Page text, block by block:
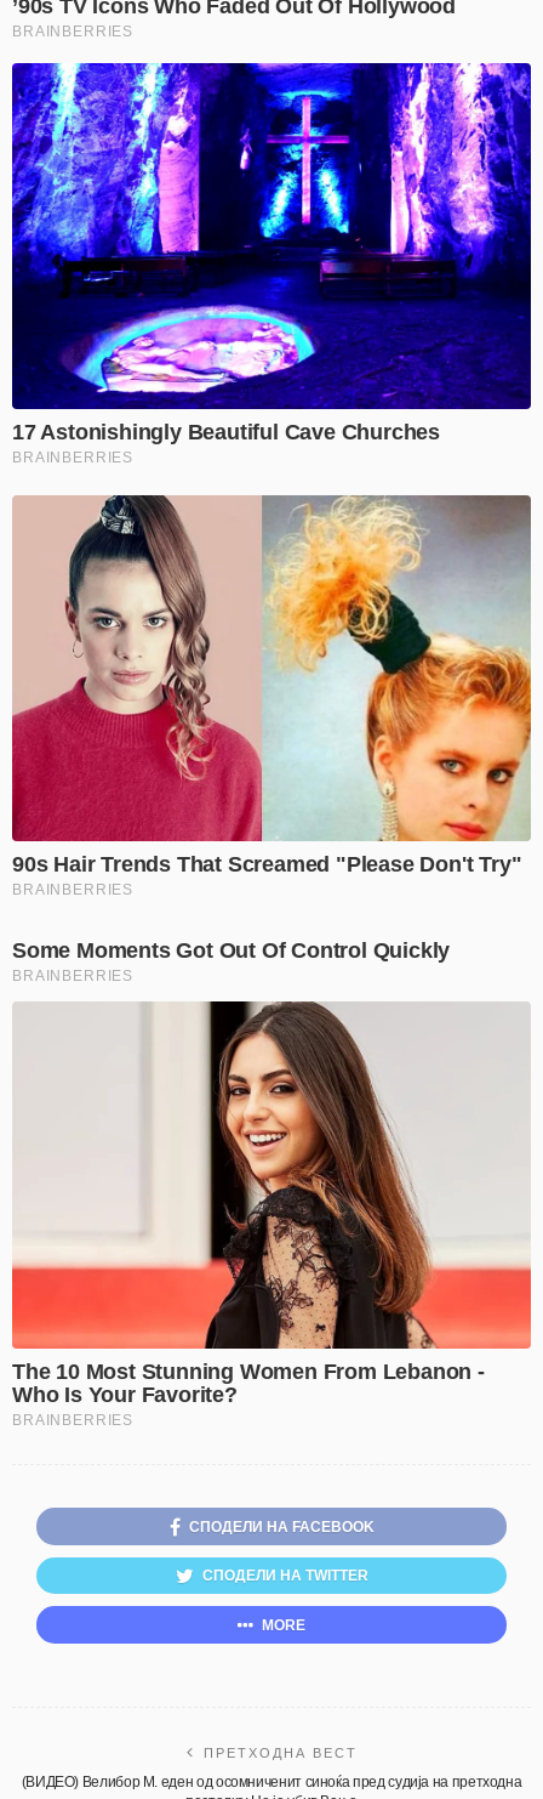
СПОДЕЛИ НА FACEBOOK
СПОДЕЛИ НА TWITTER
MORE
ПРЕТХОДНА ВЕСТ
(ВИДЕО) Велибор М. еден од осомниченит синоќа пред судија на претходна